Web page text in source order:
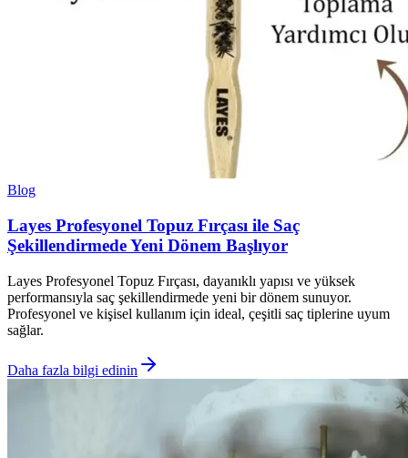
Blog
Layes Profesyonel Topuz Fırçası ile Saç
Şekillendirmede Yeni Dönem Başlıyor
Layes Profesyonel Topuz Fırçası, dayanıklı yapısı ve yüksek
performansıyla saç şekillendirmede yeni bir dönem sunuyor.
Profesyonel ve kişisel kullanım için ideal, çeşitli saç tiplerine uyum
sağlar.
Daha fazla bilgi edinin